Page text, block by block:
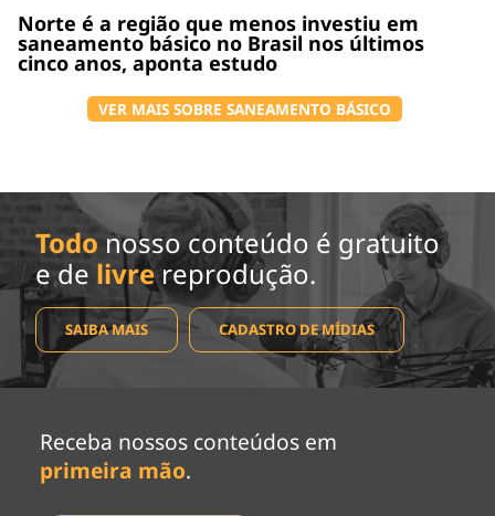
Norte é a região que menos investiu em
saneamento básico no Brasil nos últimos
cinco anos, aponta estudo
VER MAIS SOBRE SANEAMENTO BÁSICO
Todo nosso conteúdo é gratuito
e de livrereprodução.
SAIBA MAIS CADASTRO DE MÍDIAS
Receba nossos conteúdos em
primeira mão.